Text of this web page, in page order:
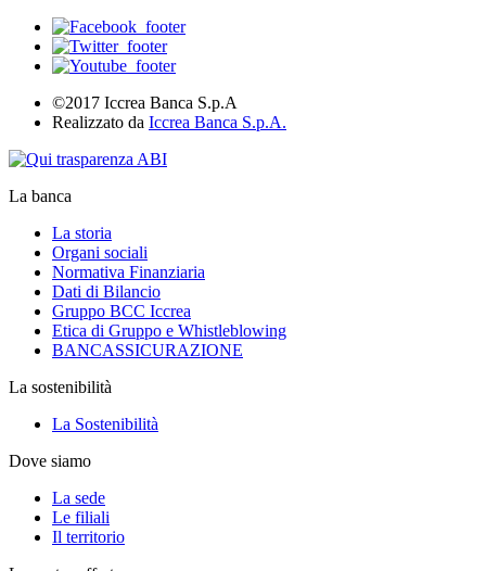
©2017 Iccrea Banca S.p.A
Realizzato da Iccrea Banca S.p.A.
La banca
La storia
Organi sociali
Normativa Finanziaria
Dati di Bilancio
Gruppo BCC Iccrea
Etica di Gruppo e Whistleblowing
BANCASSICURAZIONE
La sostenibilità
La Sostenibilità
Dove siamo
La sede
Le filiali
Il territorio